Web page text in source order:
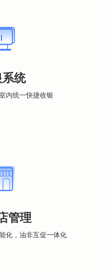
统
内统一快捷收银
管理
化，油非互促一体化